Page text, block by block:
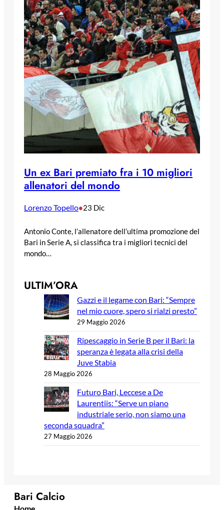
Un ex Bari premiato fra i 10 migliori
allenatori del mondo
Lorenzo Topello•23 Dic
Antonio Conte, l’allenatore dell’ultima promozione del
Bari in Serie A, si classifica tra i migliori tecnici del
mondo…
ULTIM’ORA
Gazzi e il legame con Bari: “Sempre
nel mio cuore, spero si rialzi presto”
29 Maggio 2026
Ripescaggio in Serie B per il Bari: la
speranza è legata alla crisi della
Juve Stabia
28 Maggio 2026
Futuro Bari, Leccese a De
Laurentiis: “Serve un piano
industriale serio, non siamo una
seconda squadra”
27 Maggio 2026
Bari Calcio